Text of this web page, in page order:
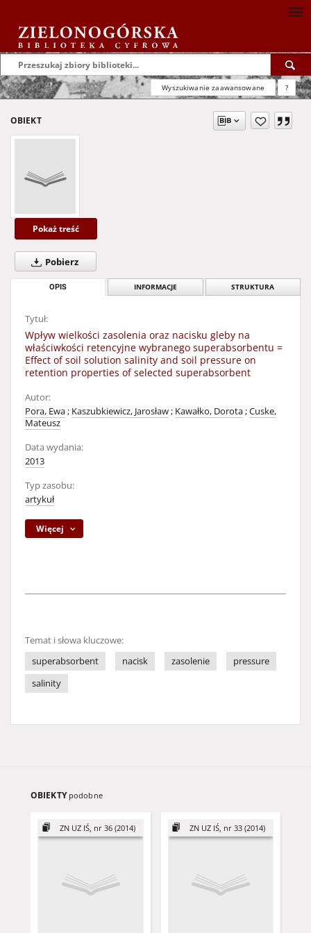
Wyszukiwanie zaawansowane ?
OBIEKT
Pokaż treść
Pobierz
OPIS INFORMACJE STRUKTURA
Tytuł:
Wpływ wielkości zasolenia oraz nacisku gleby na
właściwkości retencyjne wybranego superabsorbentu =
Effect of soil solution salinity and soil pressure on
retention properties of selected superabsorbent
Autor:
Pora, Ewa; Kaszubkiewicz, Jarosław; Kawałko, Dorota;Cuske,
Mateusz
Data wydania:
2013
Typ zasobu:
artykuł
Więcej
Temat i słowa kluczowe:
superabsorbent
nacisk zasolenie
pressure
salinity
OBIEKTY podobne
ZN UZ IŚ, nr 36 (2014) ZN UZ IŚ, nr 33 (2014)